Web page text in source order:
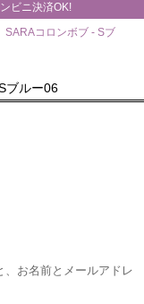
ビニ決済OK!
SARAコロンボブ - Sブ
ブルー06
お名前とメールアドレ